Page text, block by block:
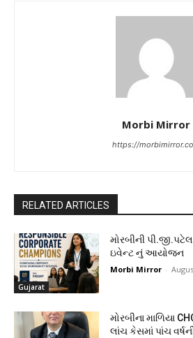
Morbi Mirror
https://
RELATED ARTICLES
Gujarat
મોરબીની પી.જી.પટેલ
ઇવેન્ટ નું આયોજન
Morbi Mirror -
મોરબીના માળિયા
લાંચ કેસમાં પાંચ